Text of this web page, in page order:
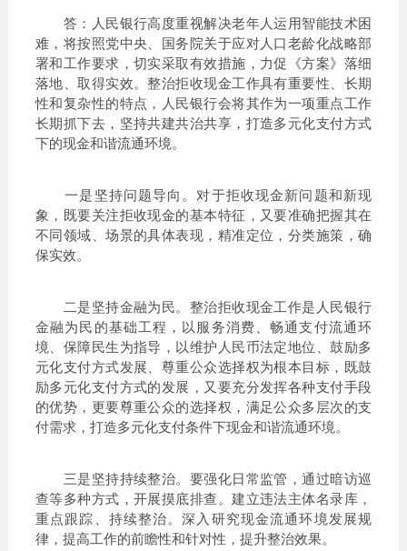
答：人民银行高度重视解决老年人运用智能技术困
难，将按照党中央、国务院关于应对人口老龄化战略部
署和工作要求，切实采取有效措施，力促《方案》落细
落地、取得实效。整治拒收现金工作具有重要性、长期
性和复杂性的特点，人民银行会将其作为一项重点工作
长期抓下去，坚持共建共治共享，打造多元化支付方式
下的现金和谐流通环境。
一是坚持问题导向。对于拒收现金新问题和新现
象，既要关注拒收现金的基本特征，又要准确把握其在
不同领域、场景的具体表现，精准定位，分类施策，确
保实效。
二是坚持金融为民。整治拒收现金工作是人民银行
金融为民的基础工程，以服务消费、畅通支付流通环
境、保障民生为指导，以维护人民币法定地位、鼓励多
元化支付方式发展、尊重公众选择权为根本目标，既鼓
励多元化支付方式的发展，又要充分发挥各种支付手段
的优势，更要尊重公众的选择权，满足公众多层次的支
付需求，打造多元化支付条件下现金和谐流通环境。
三是坚持持续整治。要强化日常监管，通过暗访巡
查等多种方式，开展摸底排查。建立违法主体名录库，
重点跟踪、持续整治。深入研究现金流通环境发展规
律，提高工作的前瞻性和针对性，提升整治效果。